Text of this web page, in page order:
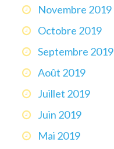
Novembre 2019
Octobre 2019
Septembre 2019
Août 2019
Juillet 2019
Juin 2019
Mai 2019